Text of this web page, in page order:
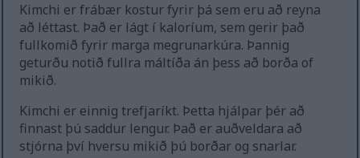
Kimchi er frábær kostur fyrir þá sem eru að reyna
að léttast. Það er lágt í kaloríum, sem gerir það
fullkomið fyrir marga megrunarkúra. Þannig
geturðu notið fullra máltíða án þess að borða of
mikið.
Kimchi er einnig trefjaríkt. Þetta hjálpar þér að
finnast þú saddur lengur. Það er auðveldara að
stjórna því hversu mikið þú borðar og snarlar.